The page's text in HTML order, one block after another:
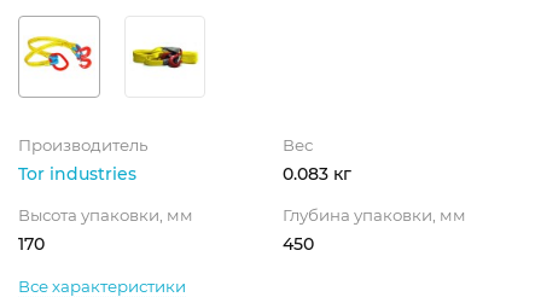
Производитель
Tor industries
Вес
0.083 кг
Высота упаковки, мм
170
Глубина упаковки, мм
450
Все характеристики